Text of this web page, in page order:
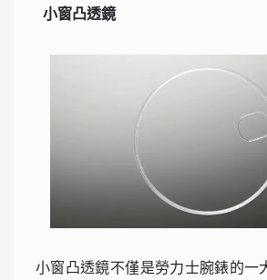
小窗凸透鏡
小窗凸透鏡不僅是勞力士腕錶的一